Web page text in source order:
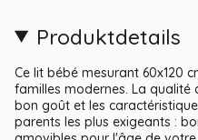
Produktdetails
Ce lit bébé mesurant 60x120
familles modernes. La
bon goût et les
parents les plus exigeants :